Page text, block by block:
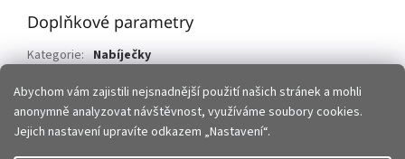
Abychom vám zajistili nejsnadnější použití našich stránek a mohli
anonymně analyzovat návštěvnost, využíváme soubory cookies.
Jejich nastavení upravíte odkazem „Nastavení“.
Doplňkové parametry
Kategorie: Nabíječky